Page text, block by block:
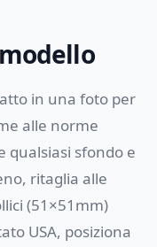
in una foto per
alle norme
qualsiasi sfondo e
ritaglia alle
(51×51mm)
USA, posiziona